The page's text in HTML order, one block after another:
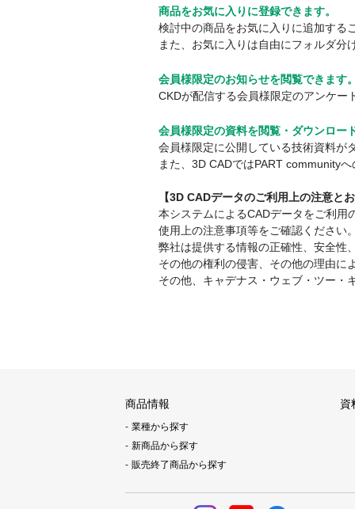
商品をお気に入りに登録できます。
検討中の商品をお気に入りに追加する
また、お気に入りは自由にフォルダ
会員様限定のお知らせを閲覧できます
CKDが配信する会員様限定のアンケー
会員様限定の資料を閲覧・ダウンロー
会員様限定に公開している技術資料が
また、3D CADではPART community
【3D CADデータのご利用上の注意と
本システムによるCADデータをご利用
使用上の注意事項等をご確認ください
弊社は提供する情報の正確性、安全性
その他の権利の侵害、その他の理由に
その他、キャデナス・ウェブ・ツー・
商品情報
業種から探す
新商品から探す
販売終了商品から探す
資